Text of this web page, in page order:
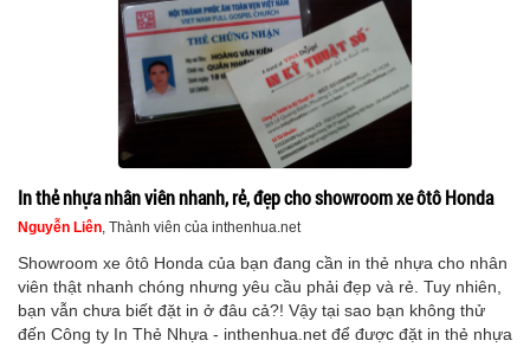
In thẻ nhựa nhân viên nhanh, rẻ, đẹp cho showroom xe ôtô Honda
Nguyễn Liên, Thành viên của inthenhua.net
Showroom xe ôtô Honda của bạn đang cần in thẻ nhựa cho nhân
viên thật nhanh chóng nhưng yêu cầu phải đẹp và rẻ. Tuy nhiên,
bạn vẫn chưa biết đặt in ở đâu cả?! Vậy tại sao bạn không thử
đến Công ty In Thẻ Nhựa - inthenhua.net để được đặt in thẻ nhựa